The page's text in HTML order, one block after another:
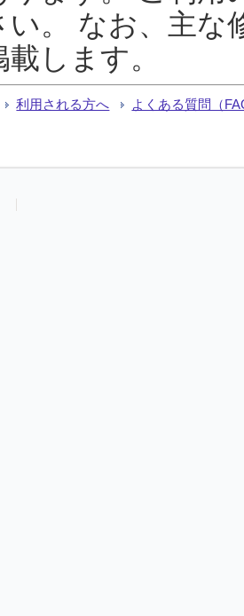
い。 なお、主な
します。
利用される方へ よくある質問（